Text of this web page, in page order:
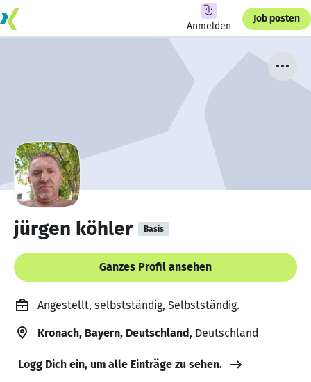
Anmelden
Job posten
jürgen köhler Basis
Ganzes Profil ansehen
Angestellt, selbstständig, Selbstständig.
Kronach, Bayern, Deutschland, Deutschland
Logg Dich ein, um alle Einträge zu sehen.